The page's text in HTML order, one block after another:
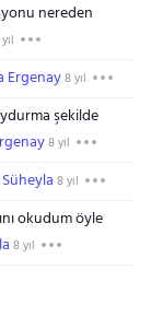
nereden
Ergenay8 yıl
şekilde
8 yıl
8 yıl
okudum öyle
8 yıl